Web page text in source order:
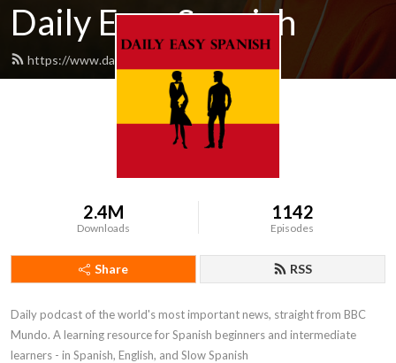
Daily Easy Spanish
https://www.dailyeasyspanish.com/feed.xml
2.4M
Downloads
1142
Episodes
Share RSS
Daily podcast of the world's most important news, straight from BBC
Mundo. A learning resource for Spanish beginners and intermediate
learners - in Spanish, English, and Slow Spanish